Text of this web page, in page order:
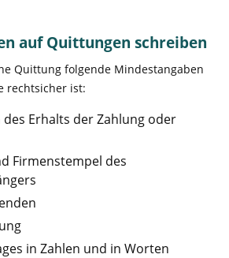
auf Quittungen schreiben
Quittung folgende Mindestangaben
rechtsicher ist:
Erhalts der Zahlung oder
Firmenstempel des
in Zahlen und in Worten